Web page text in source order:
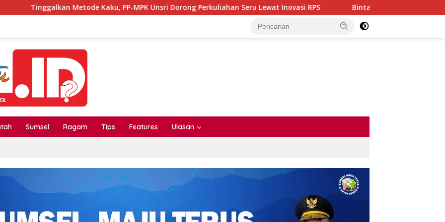
Metode Kaku, PP-MPK Unsri Dorong Perkuliahan Seru Lewat Inovasi RPS Bintang Dangdut Plus 2026 Resmi Dimulai,
Sumsel Ragam Tips Features Ulasan